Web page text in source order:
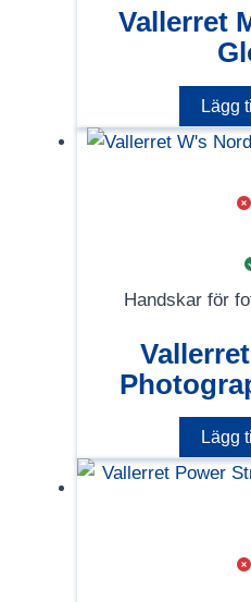
Vallerret
Lägg
Handskar för
Lägg